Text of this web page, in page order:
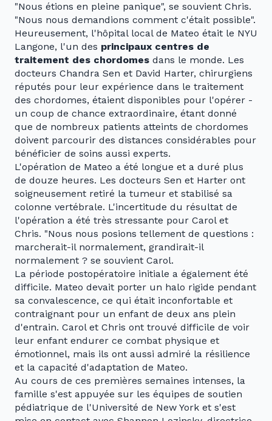
"Nous étions en pleine panique", se souvient Chris.
"Nous nous demandions comment c'était possible".
Heureusement, l'hôpital local de Mateo était le NYU
Langone, l'un des principaux centres de
traitement des chordomes dans le monde. Les
docteurs Chandra Sen et David Harter, chirurgiens
réputés pour leur expérience dans le traitement
des chordomes, étaient disponibles pour l'opérer -
un coup de chance extraordinaire, étant donné
que de nombreux patients atteints de chordomes
doivent parcourir des distances considérables pour
bénéficier de soins aussi experts.
L'opération de Mateo a été longue et a duré plus
de douze heures. Les docteurs Sen et Harter ont
soigneusement retiré la tumeur et stabilisé sa
colonne vertébrale. L'incertitude du résultat de
l'opération a été très stressante pour Carol et
Chris. "Nous nous posions tellement de questions :
marcherait-il normalement, grandirait-il
normalement ? se souvient Carol.
La période postopératoire initiale a également été
difficile. Mateo devait porter un halo rigide pendant
sa convalescence, ce qui était inconfortable et
contraignant pour un enfant de deux ans plein
d'entrain. Carol et Chris ont trouvé difficile de voir
leur enfant endurer ce combat physique et
émotionnel, mais ils ont aussi admiré la résilience
et la capacité d'adaptation de Mateo.
Au cours de ces premières semaines intenses, la
famille s'est appuyée sur les équipes de soutien
pédiatrique de l'Université de New York et s'est